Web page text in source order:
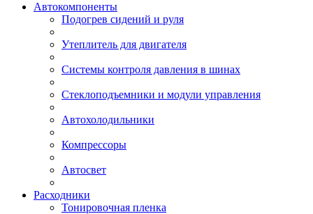
Автокомпоненты
Подогрев сидений и руля
Утеплитель для двигателя
Системы контроля давления в шинах
Стеклоподъемники и модули управления
Автохолодильники
Компрессоры
Автосвет
Расходники
Тонировочная пленка